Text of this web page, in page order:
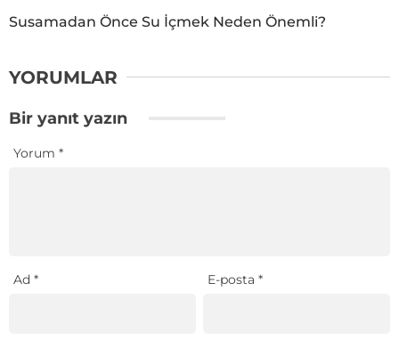
Susamadan Önce Su İçmek Neden Önemli?
YORUMLAR
Bir yanıt yazın
Yorum *
Ad * E-posta*